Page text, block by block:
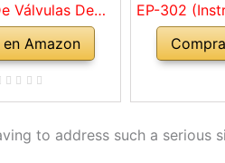
Válvulas De
C Lacado
Amazon
EP-302
profesional,
dorado,
de alpaca,
to address such a serious